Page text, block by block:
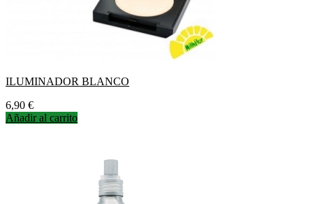
ILUMINADOR BLANCO
Precio
6,90 €
Añadir al carrito